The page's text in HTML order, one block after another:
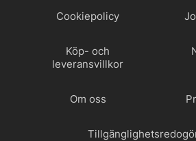
Cookiepolicy
Köp- och
leveransvillkor
Om oss